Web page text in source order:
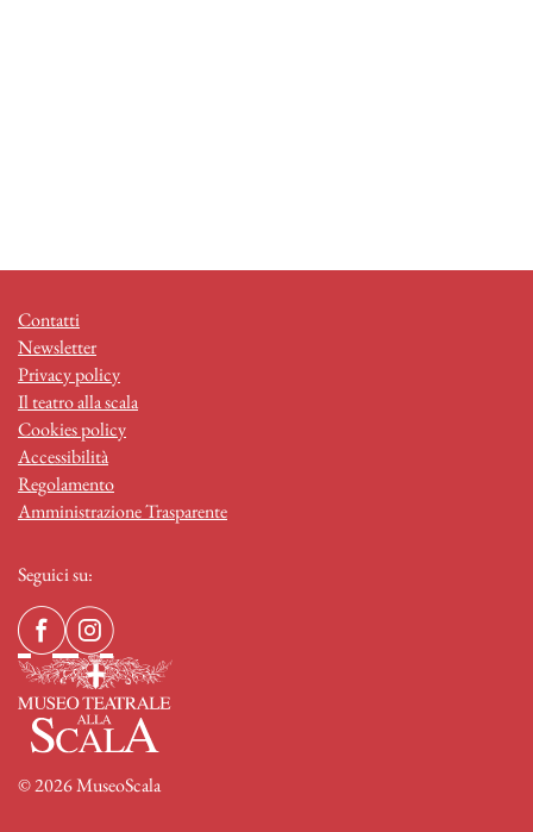
Contatti
Newsletter
Privacy policy
Il teatro alla scala
Cookies policy
Accessibilità
Regolamento
Amministrazione Trasparente
Seguici su:
© 2026 MuseoScala